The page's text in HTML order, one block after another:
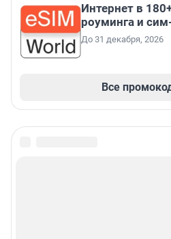
Интернет в
роуминга и
До 31 декабря, 2026
Все